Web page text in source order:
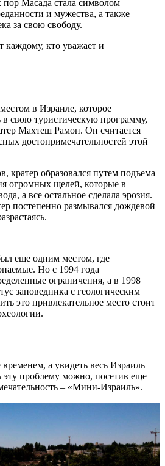
Масада стала символом
и мужества, а также
за свою свободу.
каждому, кто уважает и
в Израиле, которое
в свою туристическую программу,
Махтеш Рамон. Он считается
достопримечательностей этой
кратер образовался путем подъема
огромных щелей, которые в
а все остальное сделала эрозия.
постепенно размывался дождевой
еще одним местом, где
Но с 1994 года
ограничения, а в 1998
заповедника с геологическим
это привлекательное место стоит
а увидеть весь Израиль
эту проблему можно, посетив еще
– «Мини-Израиль».